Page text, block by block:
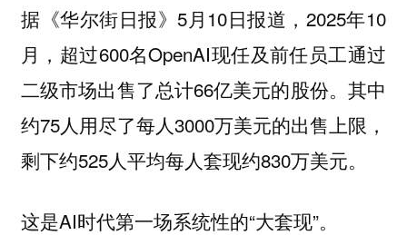
据《华尔街日报》5月10日报道，2025年10
月，超过600名OpenAI现任及前任员工通过
二级市场出售了总计66亿美元的股份。其中
约75人用尽了每人3000万美元的出售上限，
剩下约525人平均每人套现约830万美元。
这是AI时代第一场系统性的“大套现”。